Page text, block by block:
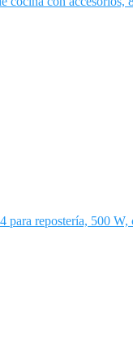
repostería, 500 W,